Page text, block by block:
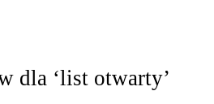
dla ‘list otwarty’